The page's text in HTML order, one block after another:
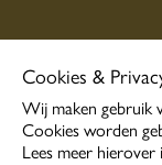
Cookies &
Wij maken gebruik
Cookies worden
Lees meer hierover